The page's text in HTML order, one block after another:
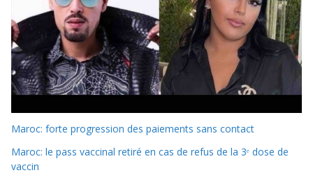
Maroc: forte progression des paiements sans contact
Maroc: le pass vaccinal retiré en cas de refus de la 3ᵉ dose de
vaccin